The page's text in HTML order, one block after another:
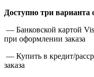
Доступно три варианта
— Банковской картой
при оформлении заказа
— Купить в кредит/
заказа